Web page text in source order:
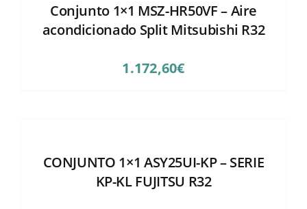
Conjunto 1×1 MSZ-HR50VF – Aire
acondicionado Split Mitsubishi R32
1.172,60€
CONJUNTO 1×1 ASY25UI-KP – SERIE
KP-KL FUJITSU R32